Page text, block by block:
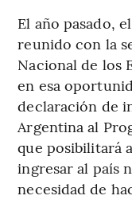
El año pasado,
reunido con la
Nacional de los
en esa
declaración de
Argentina al
que posibilitará
ingresar al país
necesidad de